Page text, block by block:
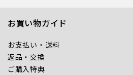
お買い物ガイド
お支払い・送料
返品・交換
ご購入特典